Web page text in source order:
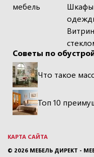
мебель
Шкафы
Советы по
Что такое
Топ 10
КАРТА САЙТА
© 2026 МЕБЕЛЬ ДИРЕКТ -